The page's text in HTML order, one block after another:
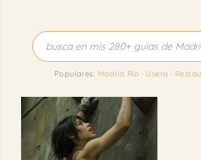
Quién es
Guías
Populares: Madrid Rio · Usera ·